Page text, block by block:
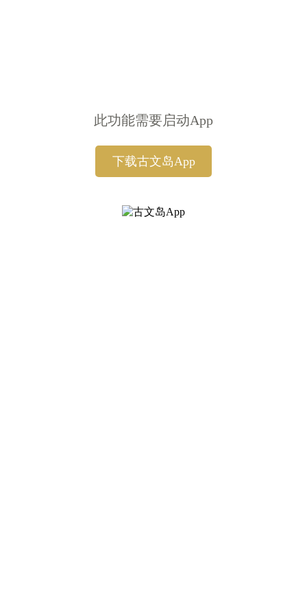
此功能需要启动App
下载古文岛App